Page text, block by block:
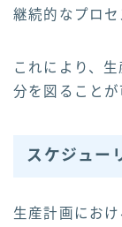
継続的なプロセ
これにより、
分を図ることが
スケジュー
生産計画にお